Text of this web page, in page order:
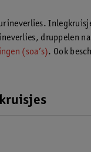
druppelen
(soa’s). Ook